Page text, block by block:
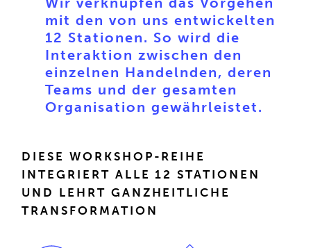
mit den von uns entwickelten
12 Stationen. So wird die
Interaktion zwischen den
einzelnen Handelnden, deren
Teams und der gesamten
Organisation gewährleistet.
DIESE WORKSHOP-REIHE
INTEGRIERT ALLE 12 STATIONEN
UND LEHRT GANZHEITLICHE
TRANSFORMATION